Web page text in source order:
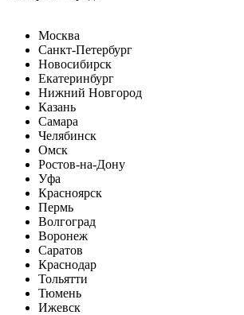
Москва
Санкт-Петербург
Новосибирск
Екатеринбург
Нижний Новгород
Казань
Самара
Челябинск
Омск
Ростов-на-Дону
Уфа
Красноярск
Пермь
Волгоград
Воронеж
Саратов
Краснодар
Тольятти
Тюмень
Ижевск